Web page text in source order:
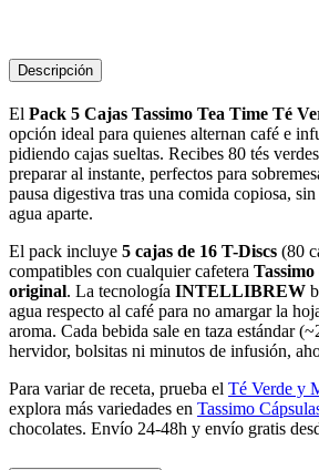
Descripción
El Pack 5 Cajas Tassimo Tea Time Té
opción ideal para quienes alternan café e
pidiendo cajas sueltas. Recibes 80 tés
preparar al instante, perfectos para
pausa digestiva tras una comida copiosa,
agua aparte.
El pack incluye 5 cajas de 16 T-Discs (80
compatibles con cualquier cafetera
original. La tecnología INTELLIBREW
agua respecto al café para no amargar la
aroma. Cada bebida sale en taza estándar
hervidor, bolsitas ni minutos de infusión,
Para variar de receta, prueba el Té Verde y
explora más variedades en Tassimo
chocolates. Envío 24-48h y envío gratis